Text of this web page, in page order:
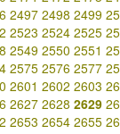
2497 2498 2499
2523 2524 2525
2549 2550 2551
2575 2576 2577
2601 2602 2603
2627 2628 2629
2653 2654 2655